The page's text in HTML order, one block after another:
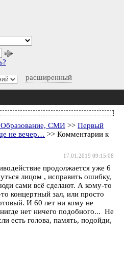
расширенный
СМИ >> Первый
не вечер… >> Комментарии к
17.01.2019 09:15:08
продолжается уже 6
лицом , исправить ошибку,
сами всё сделают. А кому-то
концертный зал, или просто
И 60 лет ни кому не
нет ничего подобного... Не
есть голова, память, подойди,